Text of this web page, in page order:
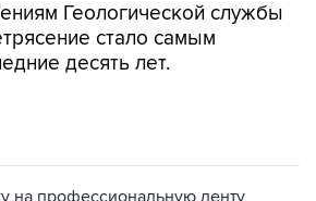
Геологической службы
стало самым
десять лет.